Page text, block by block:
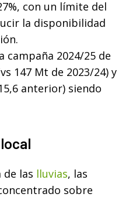
con un límite del
la disponibilidad
campaña 2024/25 de
147 Mt de 2023/24) y
anterior) siendo
de las lluvias, las
sobre